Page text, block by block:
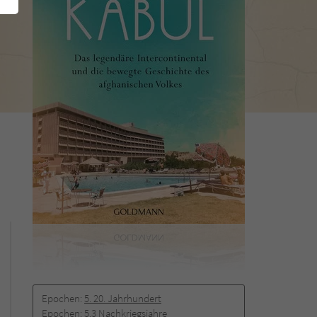
Epochen: 5. 20. Jahrhundert
Epochen: 5.3 Nachkriegsjahre